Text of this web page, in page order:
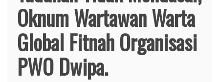
Oknum Wartawan Warta
Global Fitnah Organisasi
PWO Dwipa.